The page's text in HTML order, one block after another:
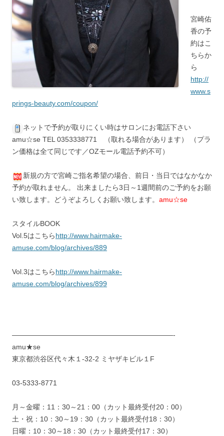
宮崎佑
香の予
約はこ
ちらか
ら
http://
www.s
prings-beauty.com/coupon/
ネットで予約が取りにくい時はサロンにお電話下さい
amu☆se TEL 0353338771 （取れる場合があります） （プラ
ン価格は全て同じです／OZモール電話予約不可）
新規の方で宮崎ご指名希望の場合、前日・当日ではなかなか
予約が取れません。 出来ましたら3日～1週間前のご予約をお願
い致します。どうぞよろしくお願い致します。 amu☆se
スタイルBOOK
Vol.5はこちらhttp://www.hairmake-
amuse.com/blog/archives/889
Vol.3はこちらhttp://www.hairmake-
amuse.com/blog/archives/899
———————————————————————-
amu★se
東京都渋谷区代々木１-32-2 ミヤザキビル１F
03-5333-8771
月～金曜：11：30～21：00（カット最終受付20：00）
土・祝：10：30～19：30（カット最終受付18：30）
日曜：10：30～18：30（カット最終受付17：30）